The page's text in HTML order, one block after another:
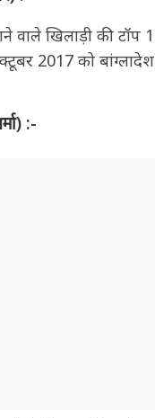
वाले खिलाड़ी की
2017 को
:-